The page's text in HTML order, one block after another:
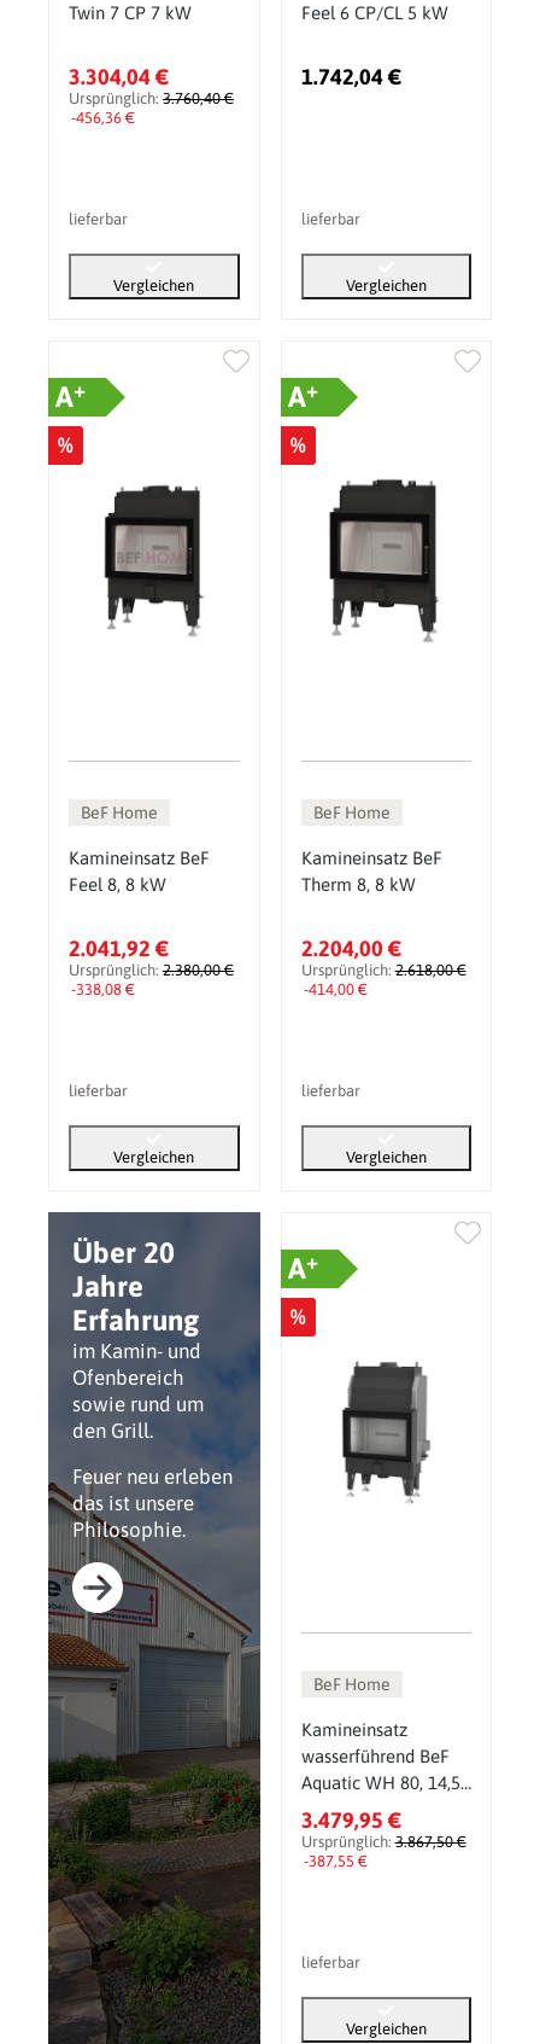
Über 20
Jahre
Erfahrung
im Kamin- und
Ofenbereich
sowie rund um
den Grill.
Feuer neu erleben
das ist unsere
Philosophie.
Twin 7 CP 7 kW
3.304,04 €
Ursprünglich: 3.760,40 €
-456,36 €
lieferbar
Vergleichen
Feel 6 CP/CL 5 kW
1.742,04 €
lieferbar
Vergleichen
A+
%
BeF Home
Kamineinsatz BeF
Feel 8, 8 kW
2.041,92 €
Ursprünglich: 2.380,00 €
-338,08 €
lieferbar
Vergleichen
A+
%
BeF Home
Kamineinsatz BeF
Therm 8, 8 kW
2.204,00 €
Ursprünglich:2.618,00 €
-414,00 €
lieferbar
Vergleichen
A+
%
BeF Home
Kamineinsatz
wasserführend BeF
Aquatic WH 80, 14,5
kW
3.479,95 €
Ursprünglich:3.867,50 €
-387,55 €
lieferbar
Vergleichen